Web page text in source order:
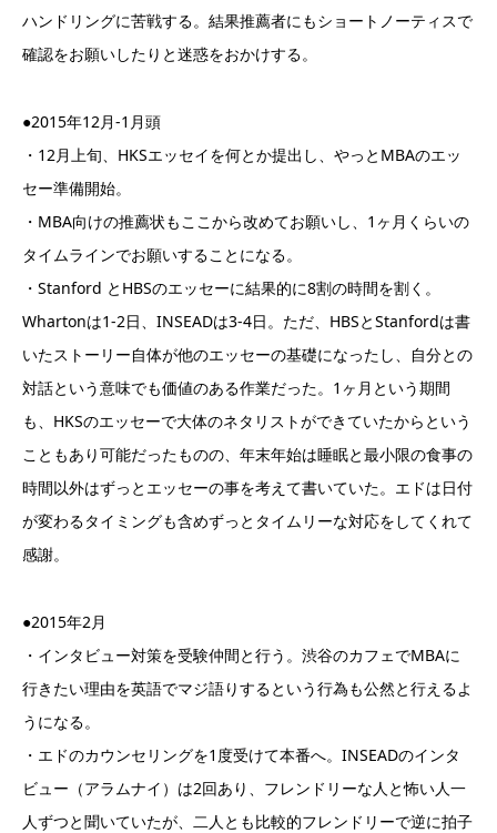
ハンドリングに苦戦する。結果推薦者にもショートノーティスで
確認をお願いしたりと迷惑をおかけする。
●2015年12月-1月頭
・12月上旬、HKSエッセイを何とか提出し、やっとMBAのエッ
セー準備開始。
・MBA向けの推薦状もここから改めてお願いし、1ヶ月くらいの
タイムラインでお願いすることになる。
・Stanford とHBSのエッセーに結果的に8割の時間を割く。
Whartonは1-2日、INSEADは3-4日。ただ、HBSとStanfordは書
いたストーリー自体が他のエッセーの基礎になったし、自分との
対話という意味でも価値のある作業だった。1ヶ月という期間
も、HKSのエッセーで大体のネタリストができていたからという
こともあり可能だったものの、年末年始は睡眠と最小限の食事の
時間以外はずっとエッセーの事を考えて書いていた。エドは日付
が変わるタイミングも含めずっとタイムリーな対応をしてくれて
感謝。
●2015年2月
・インタビュー対策を受験仲間と行う。渋谷のカフェでMBAに
行きたい理由を英語でマジ語りするという行為も公然と行えるよ
うになる。
・エドのカウンセリングを1度受けて本番へ。INSEADのインタ
ビュー（アラムナイ）は2回あり、フレンドリーな人と怖い人一
人ずつと聞いていたが、二人とも比較的フレンドリーで逆に拍子